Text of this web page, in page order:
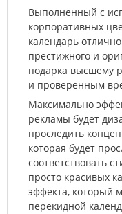
Выполненный с
корпоративных
календарь
престижного и
подарка высшему
и проверенным
Максимально
рекламы будет
проследить
которая будет
соответствовать
просто красивых
эффекта, который
перекидной